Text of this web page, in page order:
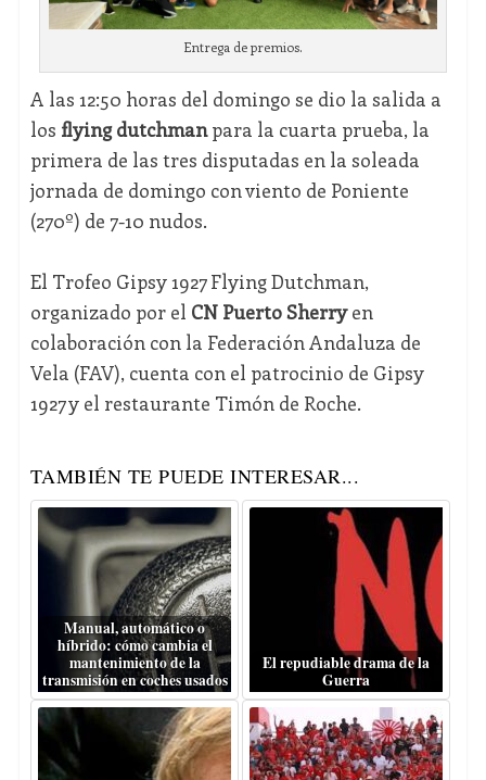
Entrega de premios.
A las 12:50 horas del domingo se dio la salida a
los flying dutchmanpara la cuarta prueba, la
primera de las tres disputadas en la soleada
jornada de domingo con viento de Poniente
(270º) de 7-10 nudos.
El Trofeo Gipsy 1927 Flying Dutchman,
organizado por el CN Puerto Sherryen
colaboración con la Federación Andaluza de
Vela (FAV), cuenta con el patrocinio de Gipsy
1927 y el restaurante Timón de Roche.
TAMBIÉN TE PUEDE INTERESAR...
Manual, automático o
híbrido: cómo cambia el
mantenimiento de la
transmisión en coches usados
El repudiable drama de la
Guerra